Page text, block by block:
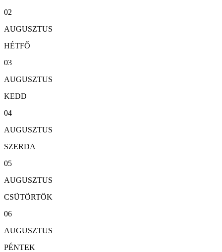
02
AUGUSZTUS
HÉTFŐ
03
AUGUSZTUS
KEDD
04
AUGUSZTUS
SZERDA
05
AUGUSZTUS
CSÜTÖRTÖK
06
AUGUSZTUS
PÉNTEK